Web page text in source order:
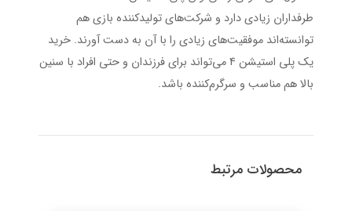
طرفداران زیادی دارد و شرکت‌های تولیدکننده بازی هم
توانسته‌اند موفقیت‌های زیادی را با آن به دست آورند. خرید
یک پلی استیشن 4 می‌تواند برای فرزندان و حتی افراد با سنین
بالا هم مناسب و سرگرم‌کننده باشد.
محصولات مرتبط